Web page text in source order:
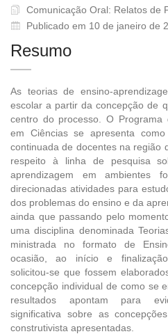
Comunicação Oral: Relatos de
Publicado em 10 de janeiro de
Resumo
As teorias de ensino-
escolar a partir da concepção de
centro do processo. O Programa
em Ciências se apresenta
continuada de docentes na região
respeito à linha de pesquisa
aprendizagem em ambientes
direcionadas atividades para
dos problemas do ensino e da
ainda que passando pelo
uma disciplina denominada
ministrada no formato de
ocasião, ao início e
solicitou-se que fossem
concepção individual de como se
resultados apontam para
significativa sobre as
construtivista apresentadas.